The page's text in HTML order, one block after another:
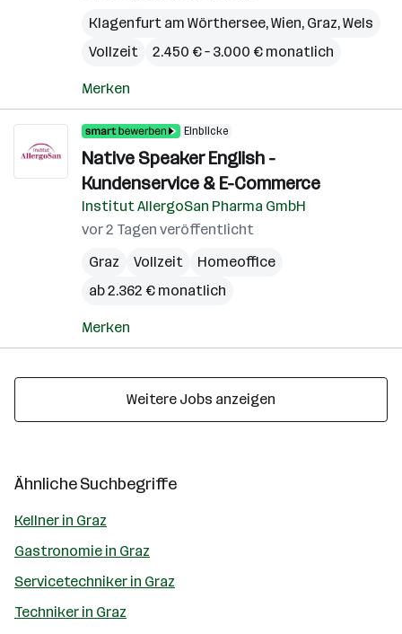
Klagenfurt am Wörthersee,Wien, Graz,Wels
Vollzeit
2.450 € – 3.000 € monatlich
Merken
Einblicke
Native Speaker English -
Kundenservice & E-Commerce
Institut AllergoSan Pharma GmbH
vor 2 Tagen veröffentlicht
Graz
Vollzeit
Homeoffice
ab 2.362 € monatlich
Merken
Weitere Jobs anzeigen
Ähnliche Suchbegriffe
Kellner in Graz
Gastronomie in Graz
Servicetechniker in Graz
Techniker in Graz